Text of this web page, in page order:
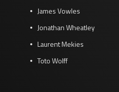
James Vowles
Jonathan Wheatley
Laurent Mekies
Toto Wolff